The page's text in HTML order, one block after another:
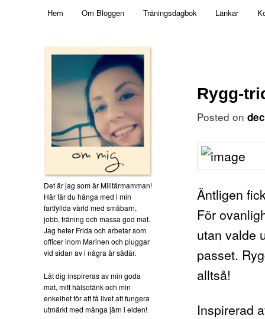
Militärmamman
Skip to primary content
Hem Om Bloggen Träningsdagbok Länkar
Rygg-
Posted on
Äntligen
För
utan valde
passet.
alltså!
Inspirerad
Det är jag som är Militärmamman!
Här får du hänga med i min
fartfyllda värld med småbarn,
jobb, träning och massa god mat.
Jag heter Frida och arbetar som
officer inom Marinen och pluggar
vid sidan av i några år sådär.
Låt dig inspireras av min goda
mat, mitt hälsotänk och min
enkelhet för att få livet att fungera
utmärkt med många järn i elden!